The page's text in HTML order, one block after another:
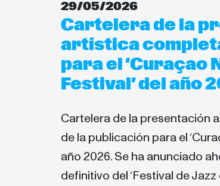
29/05/2026
Cartelera de la
artística
para el ‘Curaçao
Festival’ del año
Cartelera de la presentación
de la publicación para el
año 2026. Se ha anunciado
definitivo del ‘Festival de